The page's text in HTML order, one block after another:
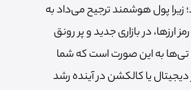
زیرا پول هوشمند ترجیح می‌داد به
ارزها، در بازاری جدید و پر رونق
تی‌ها به این صورت است که شما
یا کالکشن در آینده رشد